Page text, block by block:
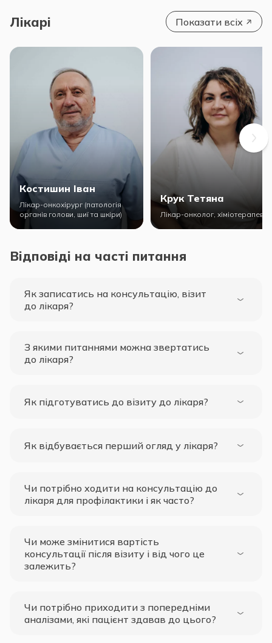
Лікарі Показати всіх
Костишин Іван
Лікар-онкохірург (патологія
органів голови, шиї та шкіри)
Крук Тетяна
Лікар-онколог, хіміотерапевт
Відповіді на часті питання
Як записатись на консультацію, візит
до лікаря?
З якими питаннями можна звертатись
до лікаря?
Як підготуватись до візиту до лікаря?
Як відбувається перший огляд у лікаря?
Чи потрібно ходити на консультацію до
лікаря для профілактики і як часто?
Чи може змінитися вартість
консультації після візиту і від чого це
залежить?
Чи потрібно приходити з попередніми
аналізами, які пацієнт здавав до цього?